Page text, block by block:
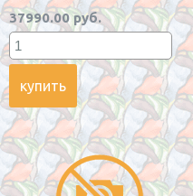
37990.00 руб.